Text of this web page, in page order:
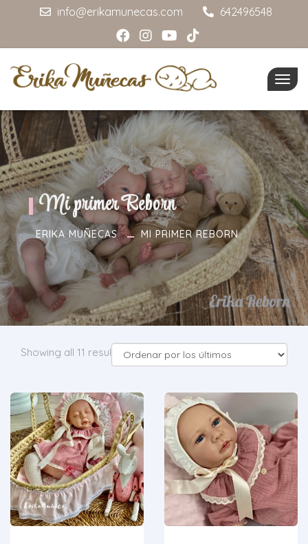
info@erikamunecas.com 642496548
Mi primer Reborn
ERIKA MUÑECAS MI PRIMER REBORN
Showing all 11 results